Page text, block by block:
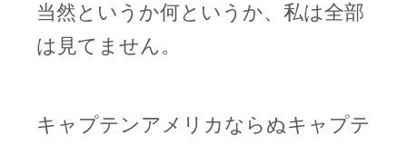
当然というか何というか、私は全部
は見てません。
キャプテンアメリカならぬキャプテ